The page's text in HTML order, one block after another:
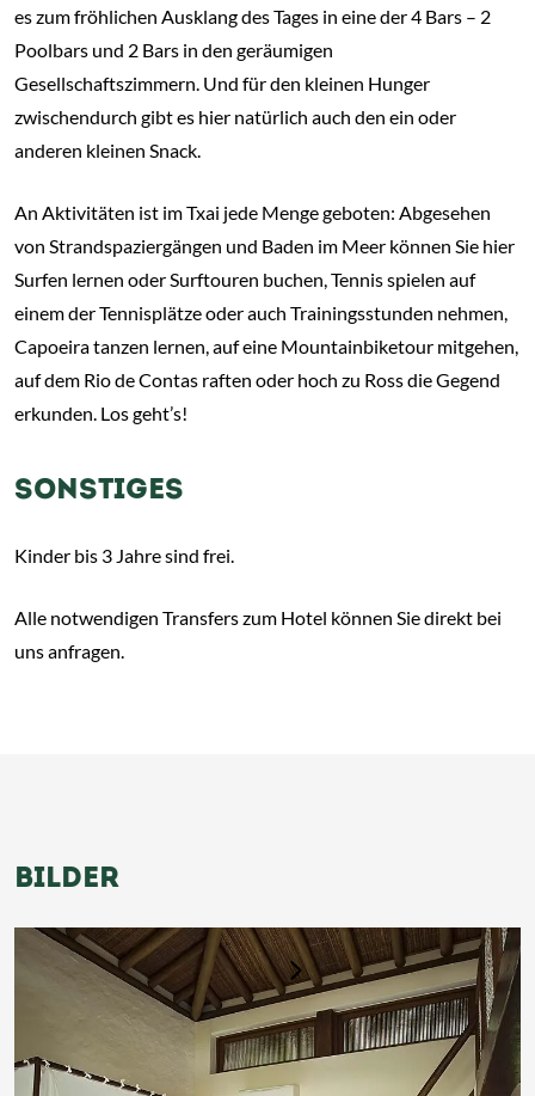
es zum fröhlichen Ausklang des Tages in eine der 4 Bars – 2
Poolbars und 2 Bars in den geräumigen
Gesellschaftszimmern. Und für den kleinen Hunger
zwischendurch gibt es hier natürlich auch den ein oder
anderen kleinen Snack.
An Aktivitäten ist im Txai jede Menge geboten: Abgesehen
von Strandspaziergängen und Baden im Meer können Sie hier
Surfen lernen oder Surftouren buchen, Tennis spielen auf
einem der Tennisplätze oder auch Trainingsstunden nehmen,
Capoeira tanzen lernen, auf eine Mountainbiketour mitgehen,
auf dem Rio de Contas raften oder hoch zu Ross die Gegend
erkunden. Los geht’s!
SONSTIGES
Kinder bis 3 Jahre sind frei.
Alle notwendigen Transfers zum Hotel können Sie direkt bei
uns anfragen.
BILDER